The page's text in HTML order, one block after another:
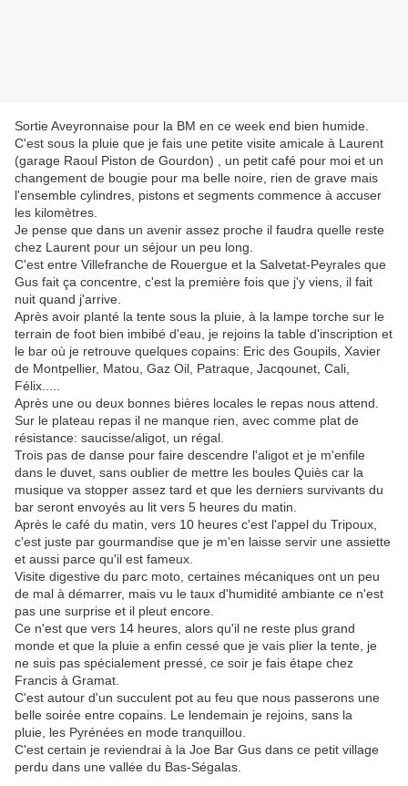
Sortie Aveyronnaise pour la BM en ce week end bien humide.
C'est sous la pluie que je fais une petite visite amicale à Laurent
(garage Raoul Piston de Gourdon) , un petit café pour moi et un
changement de bougie pour ma belle noire, rien de grave mais
l'ensemble cylindres, pistons et segments commence à accuser
les kilomètres.
Je pense que dans un avenir assez proche il faudra quelle reste
chez Laurent pour un séjour un peu long.
C'est entre Villefranche de Rouergue et la Salvetat-Peyrales que
Gus fait ça concentre, c'est la première fois que j'y viens, il fait
nuit quand j'arrive.
Après avoir planté la tente sous la pluie, à la lampe torche sur le
terrain de foot bien imbibé d'eau, je rejoins la table d'inscription et
le bar où je retrouve quelques copains: Eric des Goupils, Xavier
de Montpellier, Matou, Gaz Oil, Patraque, Jacqounet, Cali,
Félix.....
Après une ou deux bonnes bières locales le repas nous attend.
Sur le plateau repas il ne manque rien, avec comme plat de
résistance: saucisse/aligot, un régal.
Trois pas de danse pour faire descendre l'aligot et je m'enfile
dans le duvet, sans oublier de mettre les boules Quiès car la
musique va stopper assez tard et que les derniers survivants du
bar seront envoyés au lit vers 5 heures du matin.
Après le café du matin, vers 10 heures c'est l'appel du Tripoux,
c'est juste par gourmandise que je m'en laisse servir une assiette
et aussi parce qu'il est fameux.
Visite digestive du parc moto, certaines mécaniques ont un peu
de mal à démarrer, mais vu le taux d'humidité ambiante ce n'est
pas une surprise et il pleut encore.
Ce n'est que vers 14 heures, alors qu'il ne reste plus grand
monde et que la pluie a enfin cessé que je vais plier la tente, je
ne suis pas spécialement pressé, ce soir je fais étape chez
Francis à Gramat.
C'est autour d'un succulent pot au feu que nous passerons une
belle soirée entre copains. Le lendemain je rejoins, sans la
pluie, les Pyrénées en mode tranquillou.
C'est certain je reviendrai à la Joe Bar Gus dans ce petit village
perdu dans une vallée du Bas-Ségalas.